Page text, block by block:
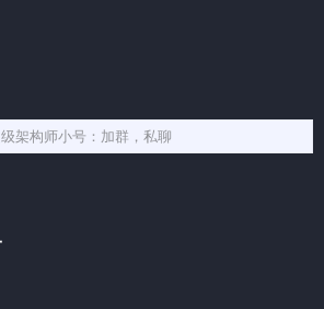
架构师小号：加群，私聊